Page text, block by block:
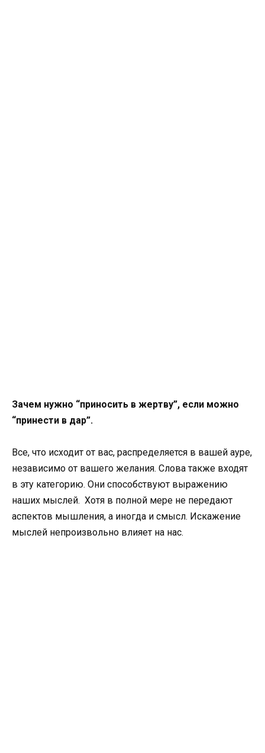
Зачем нужно “приносить в жертву”, если можно
“принести в дар”.
Все, что исходит от вас, распределяется в вашей ауре,
независимо от вашего желания. Слова также входят
в эту категорию. Они способствуют выражению
наших мыслей. Хотя в полной мере не передают
аспектов мышления, а иногда и смысл. Искажение
мыслей непроизвольно влияет на нас.